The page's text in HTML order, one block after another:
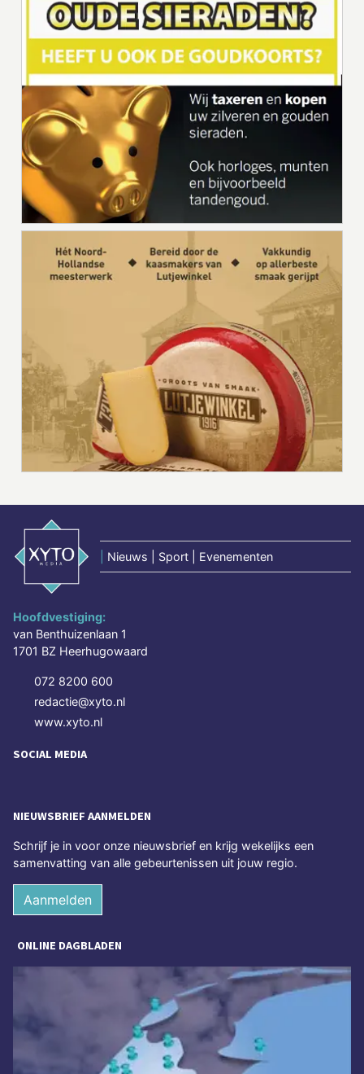
Nieuws | Sport | Evenementen
Hoofdvestiging:
van Benthuizenlaan 1
1701 BZ Heerhugowaard
072 8200 600
redactie@xyto.nl
www.xyto.nl
SOCIAL MEDIA
NIEUWSBRIEF AANMELDEN
Schrijf je in voor onze nieuwsbrief en krijg wekelijks een
samenvatting van alle gebeurtenissen uit jouw regio.
Aanmelden
ONLINE DAGBLADEN